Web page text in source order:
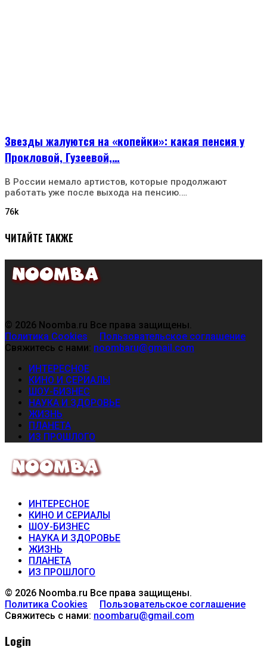
Звезды жалуются на «копейки»: какая пенсия у
Прокловой, Гузеевой,…
В России немало артистов, которые продолжают
работать уже после выхода на пенсию.…
76k
ЧИТАЙТЕ ТАКЖЕ
© 2026 Noomba.ru Все права защищены.
Политика Cookies
Пользовательское соглашение
Свяжитесь с нами: noombaru@gmail.com
ИНТЕРЕСНОЕ
КИНО И СЕРИАЛЫ
ШОУ-БИЗНЕС
НАУКА И ЗДОРОВЬЕ
ЖИЗНЬ
ПЛАНЕТА
ИЗ ПРОШЛОГО
ИНТЕРЕСНОЕ
КИНО И СЕРИАЛЫ
ШОУ-БИЗНЕС
НАУКА И ЗДОРОВЬЕ
ЖИЗНЬ
ПЛАНЕТА
ИЗ ПРОШЛОГО
© 2026 Noomba.ru Все права защищены.
Политика Cookies
Пользовательское соглашение
Свяжитесь с нами: noombaru@gmail.com
Login